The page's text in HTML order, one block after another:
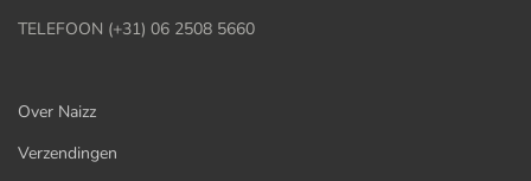
TELEFOON (+31) 06 2508 5660
Over Naizz
Verzendingen